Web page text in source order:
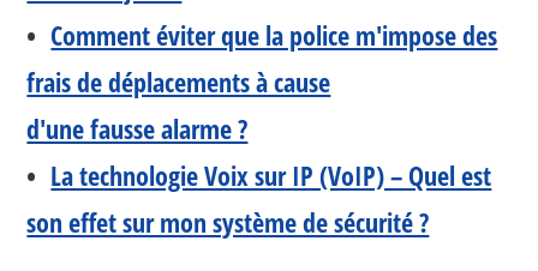
• Comment éviter que la police m'impose des
frais de déplacements à cause
d'une fausse alarme ?
• La technologie Voix sur IP (VoIP) – Quel est
son effet sur mon système de sécurité ?